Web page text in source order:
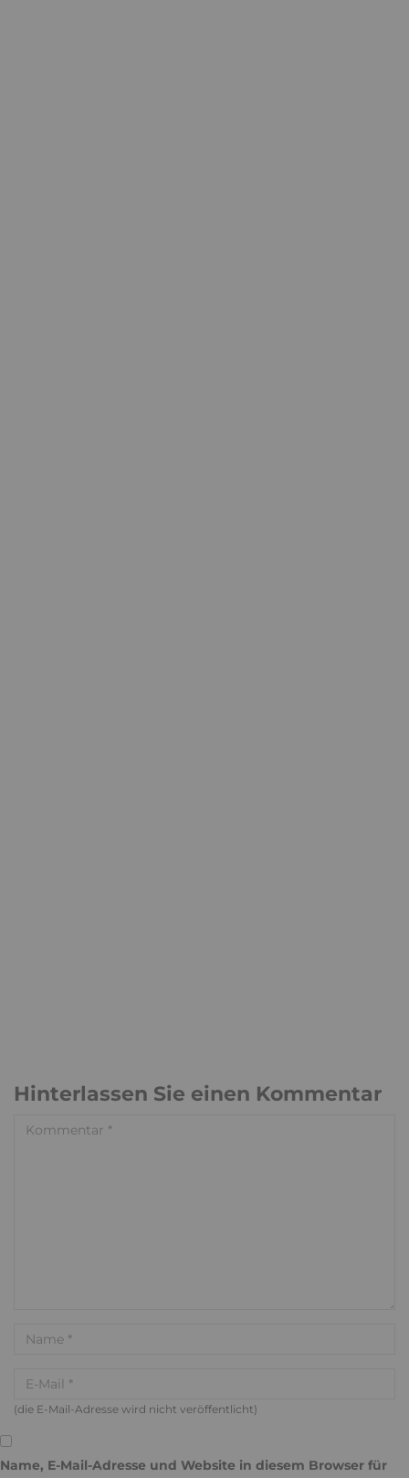
Hinterlassen Sie einen Kommentar
(die E-Mail-Adresse wird nicht veröffentlicht)
Name, E-Mail-Adresse und Website in diesem Browser für